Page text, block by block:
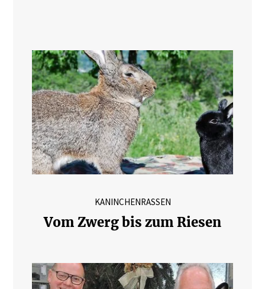
KANINCHENRASSEN
Vom Zwerg bis zum Riesen